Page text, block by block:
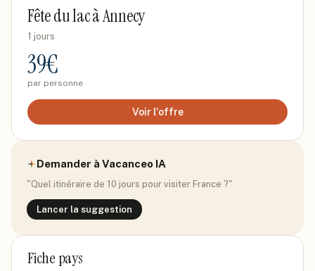
Fête du lac à Annecy
1 jours
39€
par personne
Voir l'offre
Demander à Vacanceo IA
"Quel itinéraire de 10 jours pour visiter France ?"
Lancer la suggestion
Fiche pays